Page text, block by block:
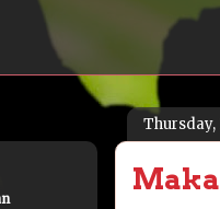
Thursday,